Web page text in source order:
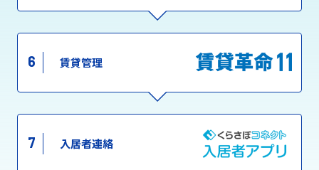
6 賃貸管理
7 入居者連絡